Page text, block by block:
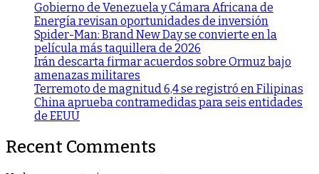
Gobierno de Venezuela y Cámara Africana de
Energía revisan oportunidades de inversión
Spider-Man: Brand New Day se convierte en la
película más taquillera de 2026
Irán descarta firmar acuerdos sobre Ormuz bajo
amenazas militares
Terremoto de magnitud 6,4 se registró en Filipinas
China aprueba contramedidas para seis entidades
de EEUU
Recent Comments